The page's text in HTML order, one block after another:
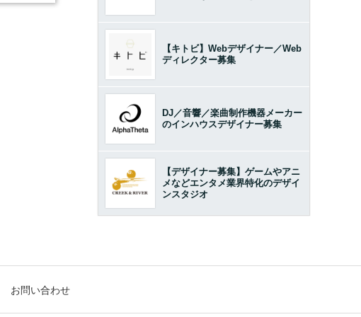
【キトビ】Webデザイナー／Web
ディレクター募集
DJ／音響／楽曲制作機器メーカー
のインハウスデザイナー募集
【デザイナー募集】ゲームやアニ
メなどエンタメ業界特化のデザイ
ンスタジオ
お問い合わせ